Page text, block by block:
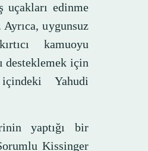
edinme
Ayrıca, uygunsuz
kamuoyu
desteklemek için
Yahudi
yaptığı bir
Kissinger